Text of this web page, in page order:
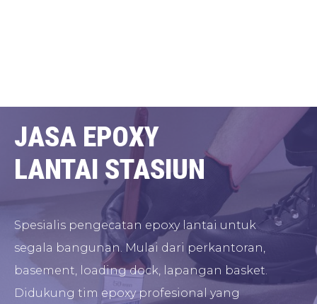
JASA EPOXY
LANTAI STASIUN
Spesialis pengecatan epoxy lantai untuk
segala bangunan. Mulai dari perkantoran,
basement, loading dock, lapangan basket.
Didukung tim epoxy profesional yang